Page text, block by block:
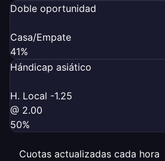
Doble oportunidad
Casa/Empate
41%
Hándicap asiático
H. Local -1.25
@ 2.00
50%
Cuotas actualizadas cada hora